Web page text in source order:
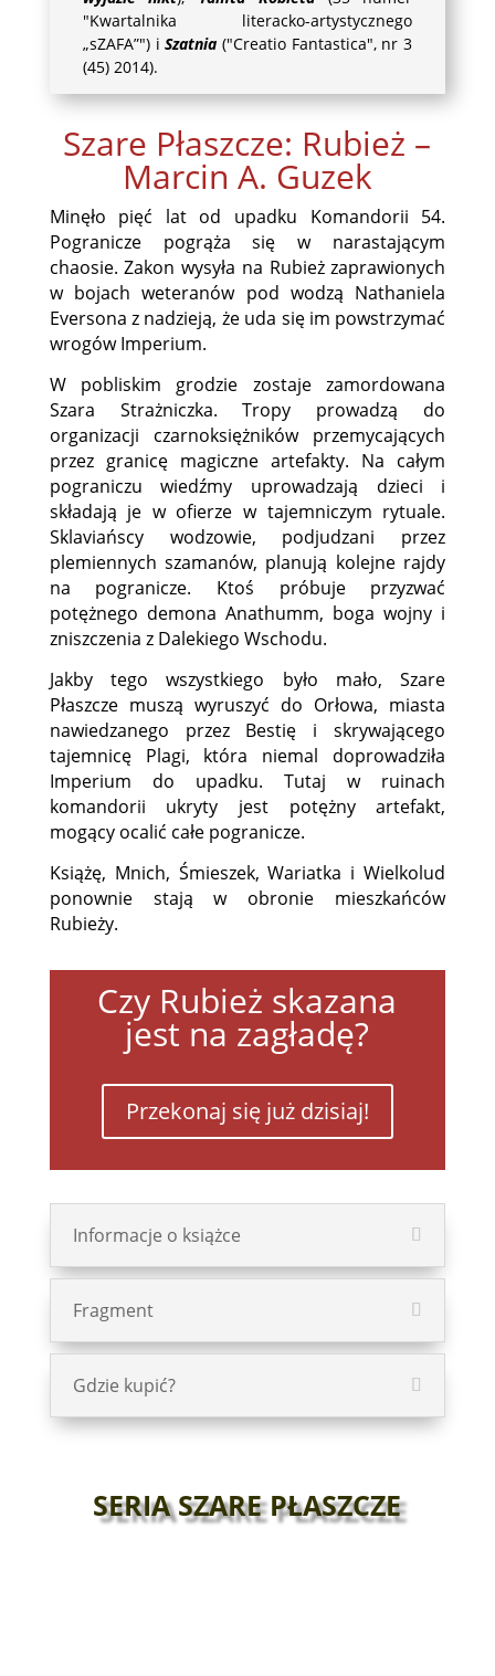
"Kwartalnika literacko-artystycznego
„sZAFA”") iSzatnia ("Creatio Fantastica", nr 3
(45) 2014).
Szare Płaszcze: Rubież –
Marcin A. Guzek
Minęło pięć lat od upadku Komandorii 54.
Pogranicze pogrąża się w narastającym
chaosie. Zakon wysyła na Rubież zaprawionych
w bojach weteranów pod wodzą Nathaniela
Eversona z nadzieją, że uda się im powstrzymać
wrogów Imperium.
W pobliskim grodzie zostaje zamordowana
Szara Strażniczka. Tropy prowadzą do
organizacji czarnoksiężników przemycających
przez granicę magiczne artefakty. Na całym
pograniczu wiedźmy uprowadzają dzieci i
składają je w ofierze w tajemniczym rytuale.
Sklaviańscy wodzowie, podjudzani przez
plemiennych szamanów, planują kolejne rajdy
na pogranicze. Ktoś próbuje przyzwać
potężnego demona Anathumm, boga wojny i
zniszczenia z Dalekiego Wschodu.
Jakby tego wszystkiego było mało, Szare
Płaszcze muszą wyruszyć do Orłowa, miasta
nawiedzanego przez Bestię i skrywającego
tajemnicę Plagi, która niemal doprowadziła
Imperium do upadku. Tutaj w ruinach
komandorii ukryty jest potężny artefakt,
mogący ocalić całe pogranicze.
Książę, Mnich, Śmieszek, Wariatka i Wielkolud
ponownie stają w obronie mieszkańców
Rubieży.
Czy Rubież skazana
jest na zagładę?
Przekonaj się już dzisiaj!
Informacje o książce
Fragment
Gdzie kupić?
SERIA SZARE PŁASZCZE